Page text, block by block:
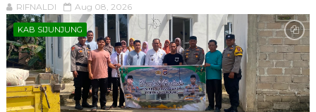
RIFNALDI Aug 08, 2026
KAB SIJUNJUNG